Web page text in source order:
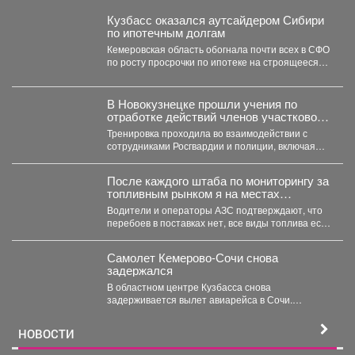
Кузбасс оказался аутсайдером Сибири
по ипотечным долгам
Кемеровская область обогнала почти всех в СФО
по росту просрочки по ипотеке на строящееся
В Новокузнецке прошли учения по
отработке действий членов участковой
избирательной комиссии в нештатных
ситуациях на предстоящих выборах.
Тренировка проходила во взаимодействии с
сотрудниками Росгвардии и полиции, включая
После каждого штаба по мониторингу за
топливным рынком я на местах
проверяю, соответствует ли озвученная
информация действительности.
Водители и операторы АЗС подтверждают, что
перебоев в поставках нет, все виды топлива есть
Самолет Кемерово-Сочи снова
задержался
В областном центре Кузбасса снова
задерживается вылет авиарейса в Сочи.
НОВОСТИ